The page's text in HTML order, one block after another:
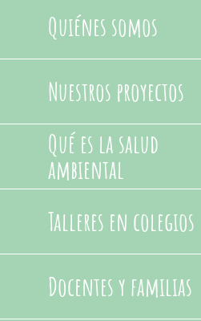
Quiénes somos
Nuestros proyectos
Qué es la salud
ambiental
Talleres en colegios
Docentes y familias